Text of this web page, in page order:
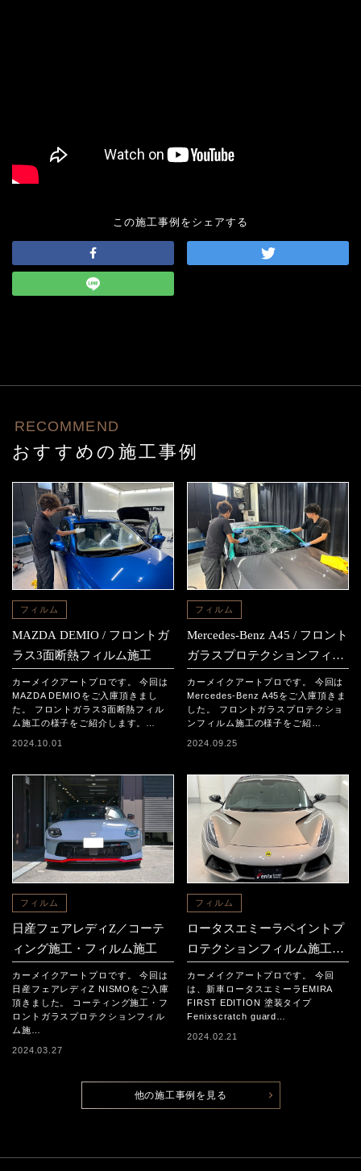
この施工事例をシェアする
RECOMMEND
おすすめの施工事例
フィルム
MAZDA DEMIO / フロントガ
ラス3面断熱フィルム施工
カーメイクアートプロです。 今回は
MAZDA DEMIOをご入庫頂きまし
た。 フロントガラス3面断熱フィル
ム施工の様子をご紹介します。…
2024.10.01
フィルム
Mercedes-Benz A45 / フロント
ガラスプロテクションフィル
ム施工
カーメイクアートプロです。 今回は
Mercedes-Benz A45をご入庫頂きま
した。 フロントガラスプロテクショ
ンフィルム施工の様子をご紹…
2024.09.25
フィルム
日産フェアレディZ／コーテ
ィング施工・フィルム施工
カーメイクアートプロです。 今回は
日産フェアレディZ NISMOをご入庫
頂きました。 コーティング施工・フ
ロントガラスプロテクションフィル
ム施…
2024.03.27
フィルム
ロータスエミーラペイントプ
ロテクションフィルム施工事
カーメイクアートプロです。 今回
は、新車ロータスエミーラEMIRA
FIRST EDITION 塗装タイプ
Fenixscratch guard…
2024.02.21
他の施工事例を見る